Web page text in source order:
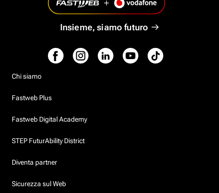
Insieme, siamo futuro
Chi siamo
Fastweb Plus
Fastweb Digital Academy
STEP FuturAbility District
Diventa partner
Sicurezza sul Web